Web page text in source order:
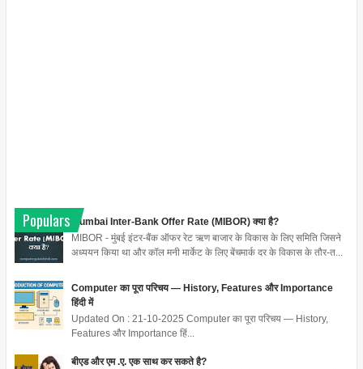
Populars
Mumbai Inter-Bank Offer Rate (MIBOR) क्या है?
MIBOR - मुंबई इंटर-बैंक ऑफर रेट ऋण बाजार के विकास के लिए समिति जिसने
अध्ययन किया था और कॉल मनी मार्केट के लिए बेंचमार्क दर के विकास के तौर-त...
Computer का पूरा परिचय — History, Features और Importance
हिंदी में
Updated On : 21-10-2025 Computer का पूरा परिचय — History,
Features और Importance हिं...
बीएड और एम .ए. एक साथ कर सकते है?